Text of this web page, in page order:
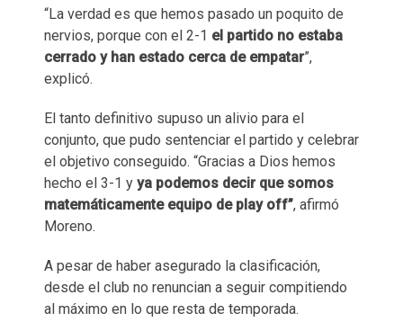
“La verdad es que hemos pasado un poquito de
nervios, porque con el 2-1 el partido no estaba
cerrado y han estado cerca de empatar”,
explicó.
El tanto definitivo supuso un alivio para el
conjunto, que pudo sentenciar el partido y celebrar
el objetivo conseguido. “Gracias a Dios hemos
hecho el 3-1 y ya podemos decir que somos
matemáticamente equipo de play off”, afirmó
Moreno.
A pesar de haber asegurado la clasificación,
desde el club no renuncian a seguir compitiendo
al máximo en lo que resta de temporada.